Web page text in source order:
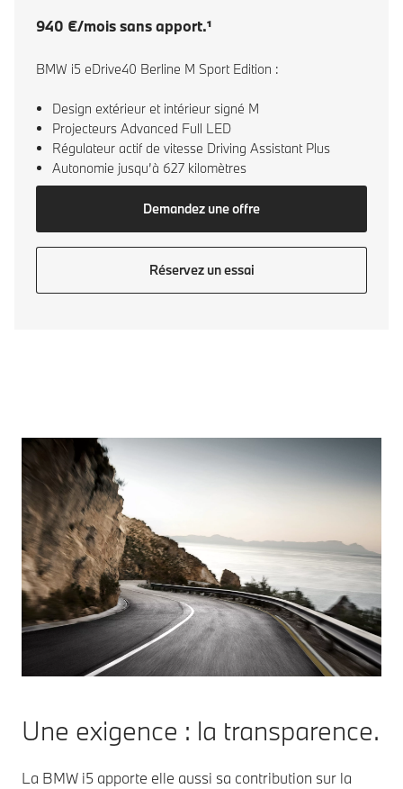
940 €/mois sans apport.¹
BMW i5 eDrive40 Berline M Sport Edition :
Design extérieur et intérieur signé M
Projecteurs Advanced Full LED
Régulateur actif de vitesse Driving Assistant Plus
Autonomie jusqu’à 627 kilomètres
Demandez une offre
Réservez un essai
Une exigence : la transparence.
La BMW i5 apporte elle aussi sa contribution sur la